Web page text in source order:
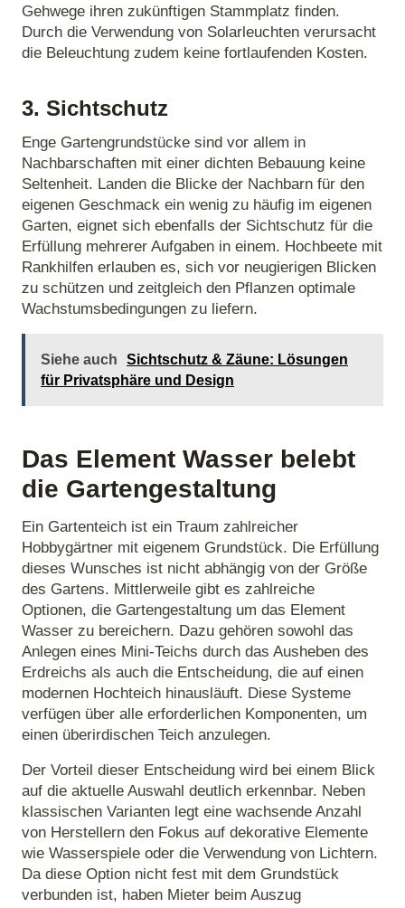
Gehwege ihren zukünftigen Stammplatz finden.
Durch die Verwendung von Solarleuchten verursacht
die Beleuchtung zudem keine fortlaufenden Kosten.
3. Sichtschutz
Enge Gartengrundstücke sind vor allem in
Nachbarschaften mit einer dichten Bebauung keine
Seltenheit. Landen die Blicke der Nachbarn für den
eigenen Geschmack ein wenig zu häufig im eigenen
Garten, eignet sich ebenfalls der Sichtschutz für die
Erfüllung mehrerer Aufgaben in einem. Hochbeete mit
Rankhilfen erlauben es, sich vor neugierigen Blicken
zu schützen und zeitgleich den Pflanzen optimale
Wachstumsbedingungen zu liefern.
Siehe auch
Sichtschutz & Zäune: Lösungen
für Privatsphäre und Design
Das Element Wasser belebt
die Gartengestaltung
Ein Gartenteich ist ein Traum zahlreicher
Hobbygärtner mit eigenem Grundstück. Die Erfüllung
dieses Wunsches ist nicht abhängig von der Größe
des Gartens. Mittlerweile gibt es zahlreiche
Optionen, die Gartengestaltung um das Element
Wasser zu bereichern. Dazu gehören sowohl das
Anlegen eines Mini-Teichs durch das Ausheben des
Erdreichs als auch die Entscheidung, die auf einen
modernen Hochteich hinausläuft. Diese Systeme
verfügen über alle erforderlichen Komponenten, um
einen überirdischen Teich anzulegen.
Der Vorteil dieser Entscheidung wird bei einem Blick
auf die aktuelle Auswahl deutlich erkennbar. Neben
klassischen Varianten legt eine wachsende Anzahl
von Herstellern den Fokus auf dekorative Elemente
wie Wasserspiele oder die Verwendung von Lichtern.
Da diese Option nicht fest mit dem Grundstück
verbunden ist, haben Mieter beim Auszug